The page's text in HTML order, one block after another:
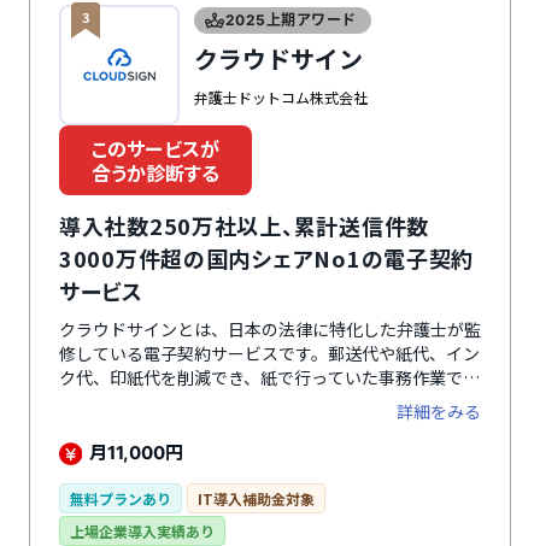
3 2025上期アワード
クラウドサイン
弁護士ドットコム株式会社
このサービスが
合うか診断する
導入社数250万社以上、累計送信件数
3000万件超の国内シェアNo1の電子契約
サービス
クラウドサインとは、日本の法律に特化した弁護士が監
修している電子契約サービスです。郵送代や紙代、イン
ク代、印紙代を削減でき、紙で行っていた事務作業で発
生するコストを削減可能。クラウド型なので押印のため
の出社が不要になり、テレワークの推進や育児・介護を
しながらなどの働き方を実現します。特別な準備や知識
め、すぐに導入可能。取引先にも説明しやすく、電子契
約を受け入れられやすいシステムです。弁護士が監修し
詳細をみる
月11,000円
無料プランあり
IT導入補助金対象
上場企業導入実績あり